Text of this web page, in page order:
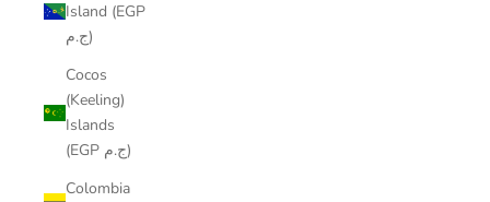
Island (EGP
ج.م)
Cocos
(Keeling)
Islands
(EGP ج.م)
Colombia